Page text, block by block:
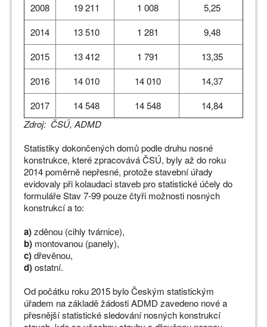
2008
19 211 1 008
5,25
2014
13 510 1 281
9,48
2015
13 412 1 791
13,35
2016
14 010 14 010
14,37
2017
14 548 14 548
14,84
Zdroj: ČSÚ, ADMD
Statistiky dokončených domů podle druhu nosné
konstrukce, které zpracovává ČSÚ, byly až do roku
2014 poměrně nepřesné, protože stavební úřady
evidovaly při kolaudaci staveb pro statistické účely do
formuláře Stav 7-99 pouze čtyři možnosti nosných
konstrukcí a to:
a)zděnou (cihly tvárnice),
b) montovanou (panely),
c)dřevěnou,
d)ostatní.
Od počátku roku 2015 bylo Českým statistickým
úřadem na základě žádosti ADMD zavedeno nové a
přesnější statistické sledování nosných konstrukcí